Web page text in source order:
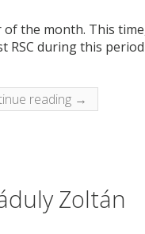
the month. This
during this
reading →
Zoltán